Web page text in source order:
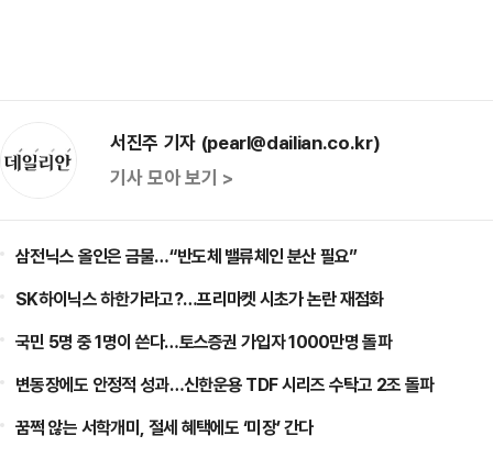
서진주 기자 (pearl@dailian.co.kr)
기사 모아 보기 >
삼전닉스 올인은 금물…“반도체 밸류체인 분산 필요”
SK하이닉스 하한가라고?…프리마켓 시초가 논란 재점화
국민 5명 중 1명이 쓴다…토스증권 가입자 1000만명 돌파
변동장에도 안정적 성과…신한운용 TDF 시리즈 수탁고 2조 돌파
꿈쩍 않는 서학개미, 절세 혜택에도 ‘미장’ 간다